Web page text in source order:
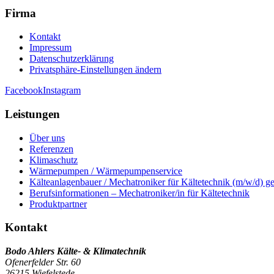
Firma
Kontakt
Impressum
Datenschutzerklärung
Privatsphäre-Einstellungen ändern
FacebookInstagram
Leistungen
Über uns
Referenzen
Klimaschutz
Wärmepumpen / Wärmepumpenservice
Kälteanlagenbauer / Mechatroniker für Kältetechnik (m/w/d)
Berufsinformationen – Mechatroniker/in für Kältetechnik
Produktpartner
Kontakt
Bodo Ahlers Kälte- & Klimatechnik
Ofenerfelder Str. 60